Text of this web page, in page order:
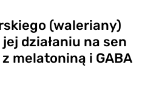
(waleriany)
działaniu na sen
melatoniną i GABA